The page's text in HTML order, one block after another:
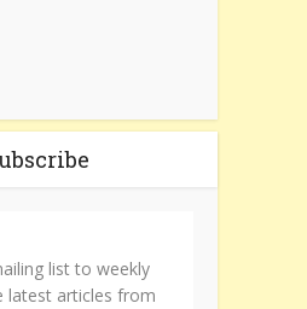
list to weekly
latest articles from